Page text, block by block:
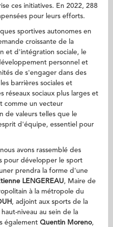
ces initiatives. En 2022, 288
pour leurs efforts.
sportives autonomes en
croissante de la
et d'intégration sociale, le
personnel et
de s'engager dans des
barrières sociales et
réseaux sociaux plus larges et
comme un vecteur
de valeurs telles que le
d'équipe, essentiel pour
avons rassemblé des
pour développer le sport
prendra la forme d'une
LENGEREAU, Maire de
à la métropole du
, adjoint aux sports de la
niveau au sein de la
également Quentin Moreno,